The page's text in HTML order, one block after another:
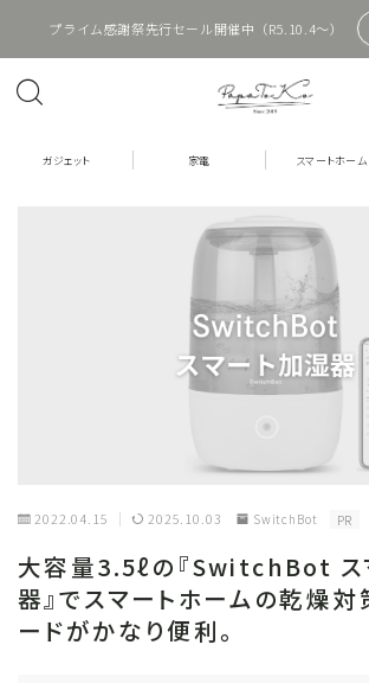
プライム感謝祭先行セール開催中（R5.10.4〜）
MENU
HOME
スマホ周辺機器
小物
文房具
ガジェット 家電 スマートホーム
2022.04.15 2025.10.03 SwitchBot PR
大容量3.5ℓの『SwitchBot ス
器』でスマートホームの乾燥対
ードがかなり便利。